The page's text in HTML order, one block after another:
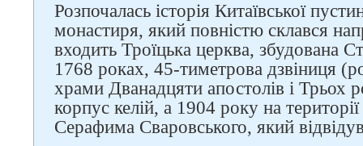
Розпочалась історія Китаївської
монастиря, який повністю склався
входить Троїцька церква, збудована
1768 роках, 45-тиметрова дзвіниця
храми Дванадцяти апостолів і Трьох
корпус келій, а 1904 року на
Серафима Сваровського, який
Слідкуйте за нами в
соцмережах